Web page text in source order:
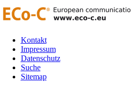
Kontakt
Impressum
Datenschutz
Suche
Sitemap